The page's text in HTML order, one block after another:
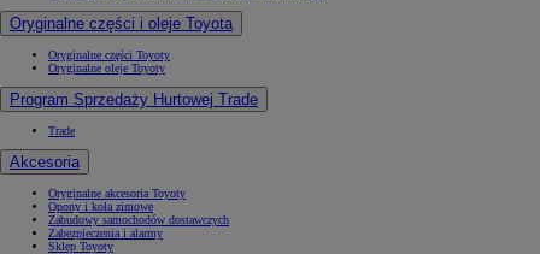
Oryginalne części i oleje Toyota
Oryginalne części Toyoty
Oryginalne oleje Toyoty
Program Sprzedaży Hurtowej Trade
Trade
Akcesoria
Oryginalne akcesoria Toyoty
Opony i koła zimowe
Zabudowy samochodów dostawczych
Zabezpieczenia i alarmy
Sklep Toyoty